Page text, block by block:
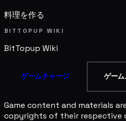
料理を作る
BITTOPUP WIKI
BitTopup Wiki
ゲームチャージ ゲー
Game content and materials
copyrights of their respective